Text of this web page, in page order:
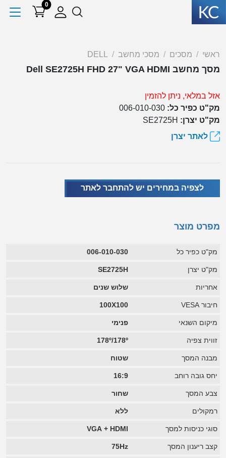
0
ראשי מסכים מסכי מחשב DELL
מסך מחשב Dell SE2725H FHD 27" VGA HDMI
אזל במלאי, ניתן להזמין
מק"ט כפיר כל: 006-010-030
מק"ט יצרן: SE2725H
לאתר יצרן
לצפיה במחירים יש להתחבר לאתר
מפרט מוצר
מק"ט כפיר כל 006-010-030
מק"ט יצרן SE2725H
אחריות שלוש שנים
חיבור VESA 100X100
מיקום השנאי פנימי
זווית צפיה 178º/178º
מבנה המסך שטוח
יחס גובה רוחב 16:9
צבע המסך שחור
רמקולים ללא
סוגי כניסות למסך VGA + HDMI
קצב ריענון המסך 75Hz